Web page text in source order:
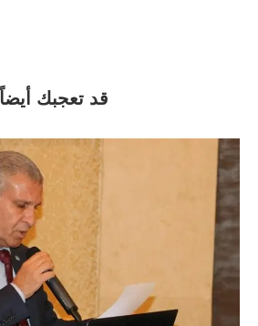
قد تعجبك أيضاً